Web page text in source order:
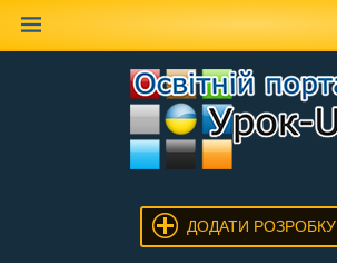
ДОДАТИ РОЗРОБКУ